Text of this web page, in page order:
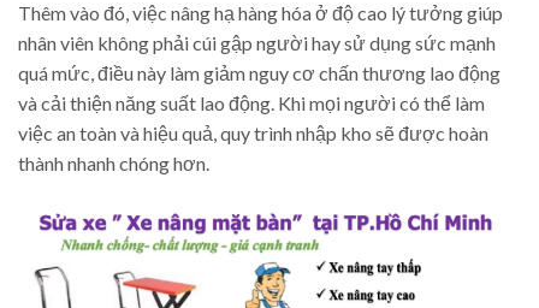
Thêm vào đó, việc nâng hạ hàng hóa ở độ cao lý tưởng giúp
nhân viên không phải cúi gập người hay sử dụng sức mạnh
quá mức, điều này làm giảm nguy cơ chấn thương lao động
và cải thiện năng suất lao động. Khi mọi người có thể làm
việc an toàn và hiệu quả, quy trình nhập kho sẽ được hoàn
thành nhanh chóng hơn.